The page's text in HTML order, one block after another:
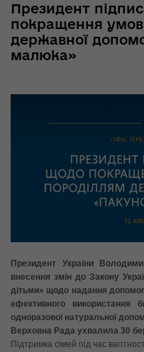
Президент
покращення
державної
малюка»
Президент України
внесення змін до Закону
дітьми» щодо надання
ефективного використання
одноразової натуральної
Верховна Рада ухвалила 30
Підтримка сімей під час